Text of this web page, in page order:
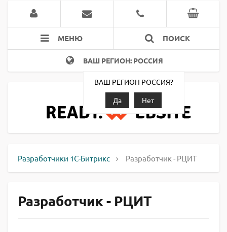
МЕНЮ ПОИСК
ВАШ РЕГИОН: РОССИЯ
ВАШ РЕГИОН РОССИЯ?
Да
Нет
Разработчики 1С-Битрикс Разработчик - РЦИТ
Разработчик - РЦИТ